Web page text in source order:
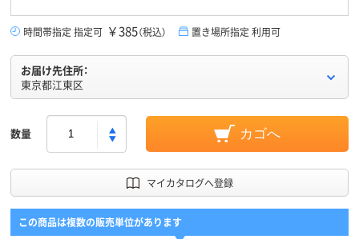
時間帯指定 指定可 ￥385（税込） 置き場所指定 利用可
お届け先住所：
東京都江東区
数量 カゴへ
マイカタログへ登録
この商品は複数の販売単位があります